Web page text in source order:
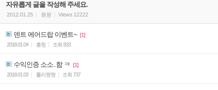
자유롭게 글을 작성해 주세요.
2012.01.25 원팡 Views 12222
덴트 에어드랍 이벤트~ [1]
2018.01.04
흥찡 조회 833
수익인증 소소..함 ㅋ
[1]
2018.01.03
툴리짱짱 조회 737